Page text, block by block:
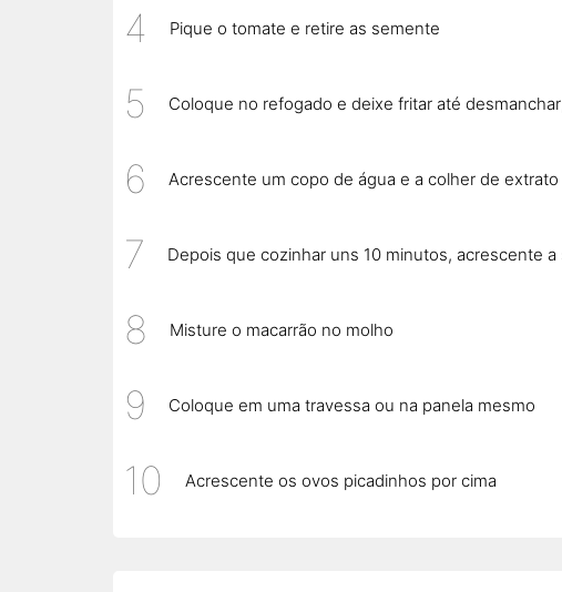
Pique o tomate e retire as semente
Coloque no refogado e deixe fritar até
Acrescente um copo de água e a colher de
Depois que cozinhar uns 10 minutos, acrescente
Misture o macarrão no molho
Coloque em uma travessa ou na panela mesmo
Acrescente os ovos picadinhos por cima